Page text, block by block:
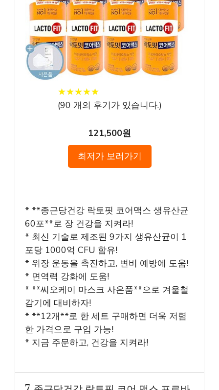
★★★★★
★★★★★
(90 개의 후기가 있습니다.)
121,500원
최저가 보러가기
* **종근당건강 락토핏 코어맥스 생유산균
60포**로 장 건강을 지켜라!
* 최신 기술로 제조된 9가지 생유산균이 1
포당 1000억 CFU 함유!
* 위장 운동을 촉진하고, 변비 예방에 도움!
* 면역력 강화에 도움!
* **씨오케이 마스크 사은품**으로 겨울철
감기에 대비하자!
* **12개**로 한 세트 구매하면 더욱 저렴
한 가격으로 구입 가능!
* 지금 주문하고, 건강을 지켜라!